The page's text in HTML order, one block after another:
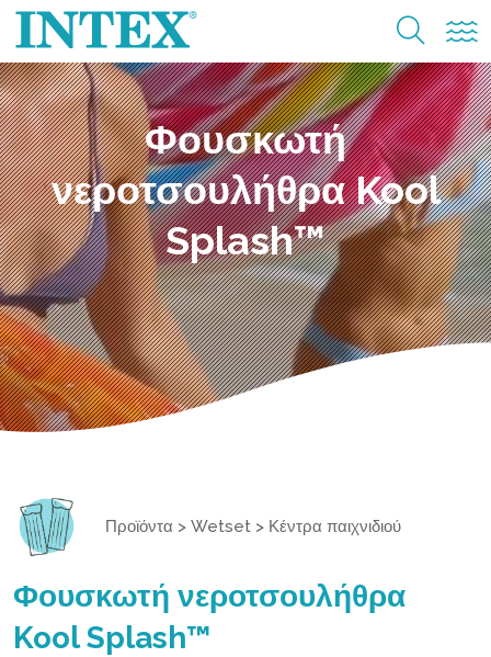
Φουσκωτή
νεροτσουλήθρα Kool
Splash™
Προϊόντα > Wetset > Κέντρα παιχνιδιού
Φουσκωτή νεροτσουλήθρα
Kool Splash™